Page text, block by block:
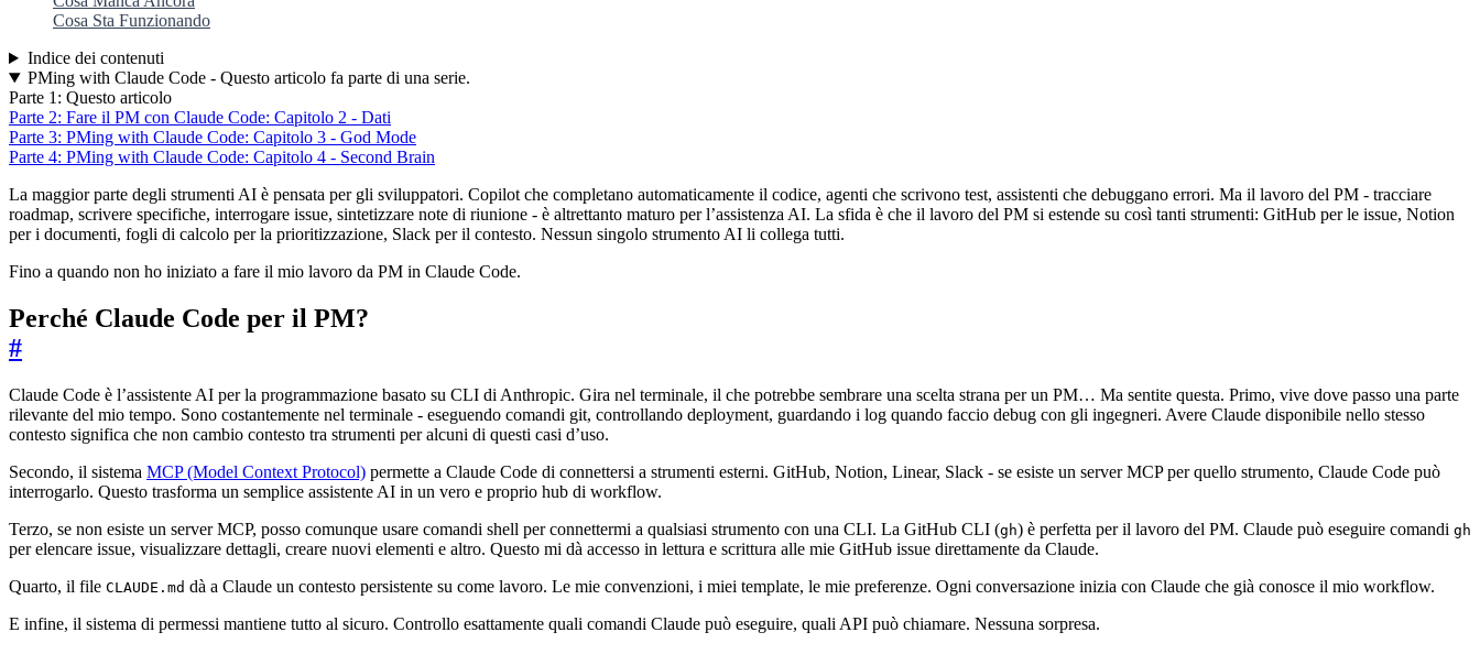
Cosa Sta Funzionando
Indice dei contenuti
PMing with Claude Code - Questo articolo fa parte di una serie.
Parte 1: Questo articolo
Parte 2: Fare il PM con Claude Code: Capitolo 2 - Dati
Parte 3: PMing with Claude Code: Capitolo 3 - God Mode
Parte 4: PMing with Claude Code: Capitolo 4 - Second Brain
La maggior parte degli strumenti AI è pensata per gli sviluppatori. Copilot che completano automaticamente il codice, agenti che scrivono test, assistenti che debuggano errori. Ma il lavoro del PM - tracciare
roadmap, scrivere specifiche, interrogare issue, sintetizzare note di riunione - è altrettanto maturo per l’assistenza AI. La sfida è che il lavoro del PM si estende su così tanti strumenti: GitHub per le issue, Notion
per i documenti, fogli di calcolo per la prioritizzazione, Slack per il contesto. Nessun singolo strumento AI li collega tutti.
Fino a quando non ho iniziato a fare il mio lavoro da PM in Claude Code.
Perché Claude Code per il PM?
#
Claude Code è l’assistente AI per la programmazione basato su CLI di Anthropic. Gira nel terminale, il che potrebbe sembrare una scelta strana per un PM… Ma sentite questa. Primo, vive dove passo una parte
rilevante del mio tempo. Sono costantemente nel terminale - eseguendo comandi git, controllando deployment, guardando i log quando faccio debug con gli ingegneri. Avere Claude disponibile nello stesso
contesto significa che non cambio contesto tra strumenti per alcuni di questi casi d’uso.
Secondo, il sistema MCP (Model Context Protocol) permette a Claude Code di connettersi a strumenti esterni. GitHub, Notion, Linear, Slack - se esiste un server MCP per quello strumento, Claude Code può
interrogarlo. Questo trasforma un semplice assistente AI in un vero e proprio hub di workflow.
Terzo, se non esiste un server MCP, posso comunque usare comandi shell per connettermi a qualsiasi strumento con una CLI. La GitHub CLI (gh) è perfetta per il lavoro del PM. Claude può eseguire comandi gh
per elencare issue, visualizzare dettagli, creare nuovi elementi e altro. Questo mi dà accesso in lettura e scrittura alle mie GitHub issue direttamente da Claude.
Quarto, il file CLAUDE.md dà a Claude un contesto persistente su come lavoro. Le mie convenzioni, i miei template, le mie preferenze. Ogni conversazione inizia con Claude che già conosce il mio workflow.
E infine, il sistema di permessi mantiene tutto al sicuro. Controllo esattamente quali comandi Claude può eseguire, quali API può chiamare. Nessuna sorpresa.